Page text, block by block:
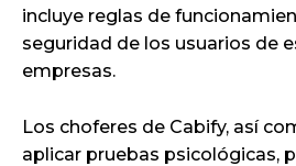
incluye reglas de
seguridad de los usuarios de
empresas.
Los choferes de Cabify, así
aplicar pruebas psicológicas,